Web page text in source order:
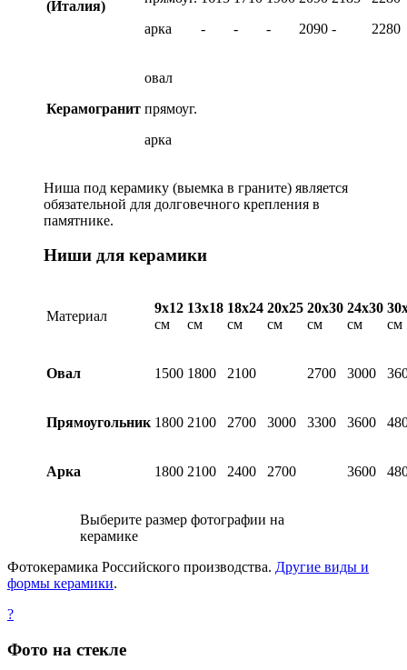
(Италия)
арка
-
-
-
2090 -
2280
Керамогранит
овал
прямоуг.
арка
Ниша под керамику (выемка в граните) является
обязательной для долговечного крепления в
памятнике.
Ниши для керамики
Материал
9х12
см
13х18
см
18х24
см
20х25
см
20х30
см
24х30
см
см
Овал 1500 1800 2100 2700 3000
Прямоугольник 1800 2100 2700 3000 3300 3600
Арка 1800 2100 2400 2700 3600
Выберите размер фотографии на
керамике
Фотокерамика Российского производства. Другие виды и
формы керамики.
?
Фото на стекле